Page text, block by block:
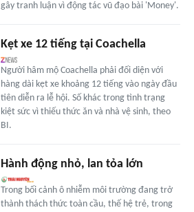
gây tranh luận vì động tác vũ đạo bài 'Money'.
Kẹt xe 12 tiếng tại Coachella
Người hâm mộ Coachella phải đối diện với
hàng dài kẹt xe khoảng 12 tiếng vào ngày đầu
tiên diễn ra lễ hội. Số khác trong tình trạng
kiệt sức vì thiếu thức ăn và nhà vệ sinh, theo
BI.
Hành động nhỏ, lan tỏa lớn
Trong bối cảnh ô nhiễm môi trường đang trở
thành thách thức toàn cầu, thế hệ trẻ, trong